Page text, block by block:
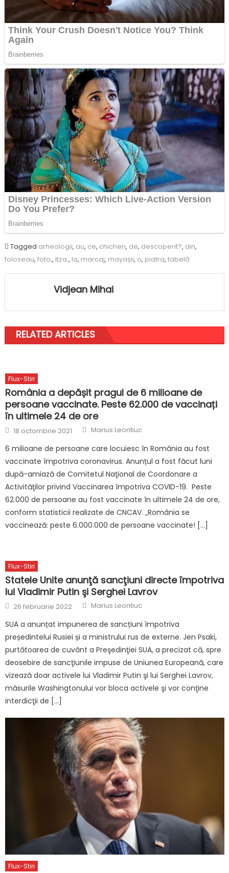
Tagged arheologii, au, ce, chichen, de, descoperit?, din,
foloseau, foto,, itza., la, marcaj, mayașii, o, piatra, tabelă
Vidjean Mihai
RELATED ARTICLES
Flux-Stiri
România a depășit pragul de 6 milioane de
persoane vaccinate. Peste 62.000 de vaccinați
în ultimele 24 de ore
Posted
on
18 octombrie 2021 Author
Marius Leontiuc
6 milioane de persoane care locuiesc în România au fost
vaccinate împotriva coronavirus. Anunțul a fost făcut luni
după-amiază de Comitetul Naţional de Coordonare a
Activităţilor privind Vaccinarea împotriva COVID-19. Peste
62.000 de persoane au fost vaccinate în ultimele 24 de ore,
conform statisticii realizate de CNCAV. „România se
vaccinează: peste 6.000.000 de persoane vaccinate! […]
Flux-Stiri
Statele Unite anunţă sancţiuni directe împotriva
lui Vladimir Putin şi Serghei Lavrov
Posted
on
26 februarie 2022 Author
Marius Leontiuc
SUA a anunțat impunerea de sancțiuni împotriva
președintelui Rusiei și a ministrului rus de externe. Jen Psaki,
purtătoarea de cuvânt a Preşedinţiei SUA, a precizat că, spre
deosebire de sancţiunile impuse de Uniunea Europeană, care
vizează doar activele lui Vladimir Putin şi lui Serghei Lavrov,
măsurile Washingtonului vor bloca activele şi vor conţine
interdicţii de […]
Flux-Stiri